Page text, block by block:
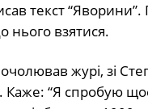
текст “Яворини”.
нього взятися.
журі, зі
Каже: “Я спробую